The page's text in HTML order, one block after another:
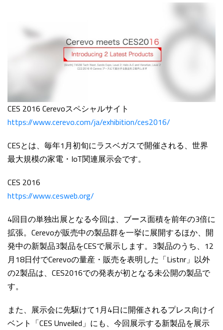
CES 2016 Cerevoスペシャルサイト
https://www.cerevo.com/ja/exhibition/ces2016/
CESとは、毎年1月初旬にラスベガスで開催される、世界
最大規模の家電・IoT関連展示会です。
CES 2016
https://www.cesweb.org/
4回目の単独出展となる今回は、ブース面積を前年の3倍に
拡張。Cerevoが販売中の製品群を一挙に展開するほか、開
発中の新製品3製品をCESで展示します。3製品のうち、12
月18日付でCerevoの量産・販売を表明した「Listnr」以外
の2製品は、CES2016での発表が初となる未公開の製品で
す。
また、展示会に先駆けて1月4日に開催されるプレス向けイ
ベント「CES Unveiled」にも、今回展示する新製品を展示